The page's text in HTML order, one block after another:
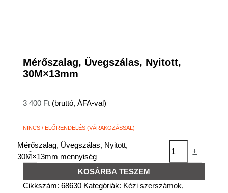
Mérőszalag, Üvegszálas, Nyitott,
30M×13mm
3 400 Ft (bruttó, ÁFA-val)
NINCS / ELŐRENDELÉS (VÁRAKOZÁSSAL)
-
Mérőszalag, Üvegszálas, Nyitott,
30M×13mm mennyiség
+
KOSÁRBA TESZEM
Cikkszám:68630 Kategóriák: Kézi szerszámok,